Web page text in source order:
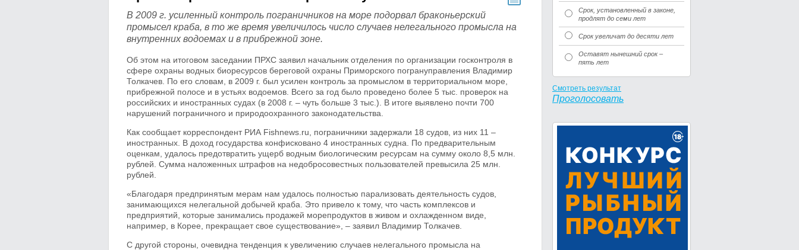
В 2009 г. усиленный контроль пограничников на море подорвал браконьерский
промысел краба, в то же время увеличилось число случаев нелегального промысла на
внутренних водоемах и в прибрежной зоне.
Об этом на итоговом заседании ПРХС заявил начальник отделения по организации госконтроля в
сфере охраны водных биоресурсов береговой охраны Приморского погрануправления Владимир
Толкачев. По его словам, в 2009 г. был усилен контроль за промыслом в территориальном море,
прибрежной полосе и в устьях водоемов. Всего за год было проведено более 5 тыс. проверок на
российских и иностранных судах (в 2008 г. – чуть больше 3 тыс.). В итоге выявлено почти 700
нарушений пограничного и природоохранного законодательства.
Как сообщает корреспондент РИА Fishnews.ru, пограничники задержали 18 судов, из них 11 –
иностранных. В доход государства конфисковано 4 иностранных судна. По предварительным
оценкам, удалось предотвратить ущерб водным биологическим ресурсам на сумму около 8,5 млн.
рублей. Сумма наложенных штрафов на недобросовестных пользователей превысила 25 млн.
рублей.
«Благодаря предпринятым мерам нам удалось полностью парализовать деятельность судов,
занимающихся нелегальной добычей краба. Это привело к тому, что часть комплексов и
предприятий, которые занимались продажей морепродуктов в живом и охлажденном виде,
например, в Корее, прекращает свое существование», – заявил Владимир Толкачев.
С другой стороны, очевидна тенденция к увеличению случаев нелегального промысла на
Срок, установленный в законе,
продлят до семи лет
Срок увеличат до десяти лет
Оставят нынешний срок –
пять лет
Смотреть результат
Проголосовать